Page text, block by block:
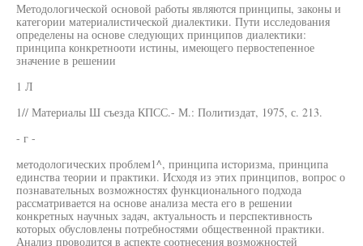
Методологической основой работы являются принципы, законы и
категории материалистической диалектики. Пути исследования
определены на основе следующих принципов диалектики:
принципа конкретнооти истины, имеющего первостепенное
значение в решении
1 Л
1// Материалы Ш съезда КПСС.- М.: Политиздат, 1975, с. 213.
- г -
методологических проблем1^, принципа историзма, принципа
единства теории и практики. Исходя из этих принципов, вопрос о
познавательных возможностях функционального подхода
рассматривается на основе анализа места его в решении
конкретных научных задач, актуальность и перспективность
которых обусловлены потребностями общественной практики.
Анализ проводится в аспекте соотнесения возможностей